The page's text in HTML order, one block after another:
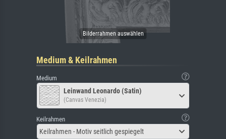
Medium & Keilrahmen
Medium
Leinwand Leonardo (Satin)
(Canvas Venezia)
Keilrahmen
Keilrahmen - Motiv seitlich gespiegelt